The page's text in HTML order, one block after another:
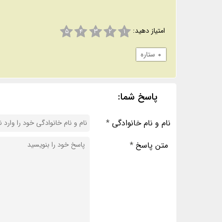
امتیاز دهید: ۱ ۲ ۳ ۴ ۵
۰ ستاره
پاسخ شما:
نام و نام خانوادگی *
متن پاسخ *